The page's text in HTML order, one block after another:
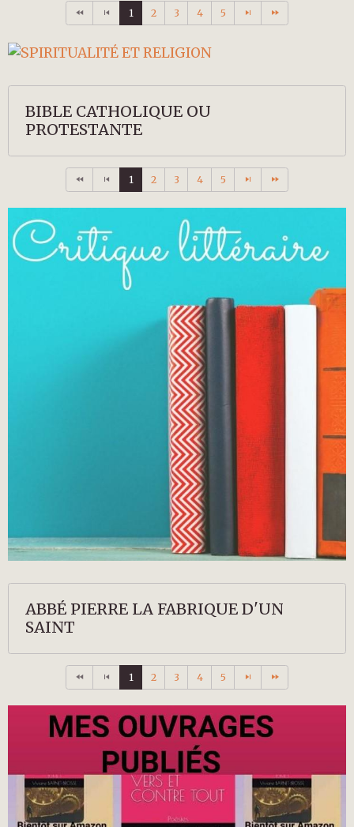
1 2 3 4 5
BIBLE CATHOLIQUE OU
PROTESTANTE
1 2 3 4 5
ABBÉ PIERRE LA FABRIQUE D'UN
SAINT
1 2 3 4 5